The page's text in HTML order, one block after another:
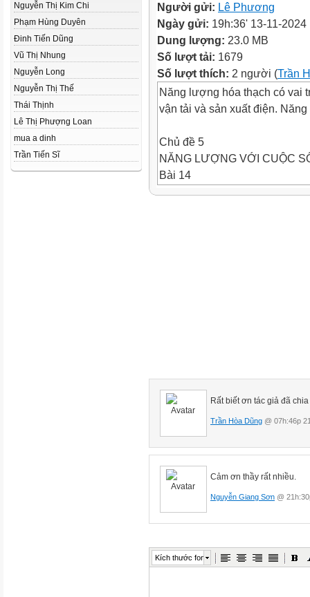
Nguyễn Thị Kim Chi
Phạm Hùng Duyên
Đinh Tiến Dũng
Vũ Thị Nhung
Nguyễn Long
Nguyễn Thị Thế
Thái Thịnh
Lê Thị Phượng Loan
mua a dinh
Trần Tiến Sĩ
Người gửi: Lê Phương
Ngày gửi: 19h:36' 13-11-2024
Dung lượng: 23.0 MB
Số lượt tải: 1679
Số lượt thích: 2 người (Trần
Năng lượng hóa thạch có vai
vận tải và sản xuất điện.
Chủ đề 5
NĂNG LƯỢNG VỚI CUỘC
Bài 14
01
Năng Lượng
Của Trái Đất
Kể tên các nguồn năng lượng
Mặt Trời đối với mỗi nguồn
Rất biết ơn tác giả đã
Trần Hòa Dũng @ 07h:46p
Cảm ơn thầy rất nhiều.
Nguyễn Giang Sơn @
Kích thước font